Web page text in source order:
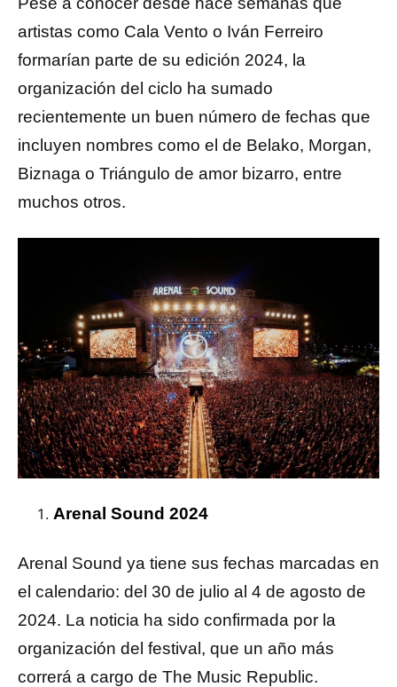
artistas como Cala Vento o Iván Ferreiro
formarían parte de su edición 2024, la
organización del ciclo ha sumado
recientemente un buen número de fechas que
incluyen nombres como el de Belako, Morgan,
Biznaga o Triángulo de amor bizarro, entre
muchos otros.
Arenal Sound 2024
Arenal Sound ya tiene sus fechas marcadas en
el calendario: del 30 de julio al 4 de agosto de
2024. La noticia ha sido confirmada por la
organización del festival, que un año más
correrá a cargo de The Music Republic.